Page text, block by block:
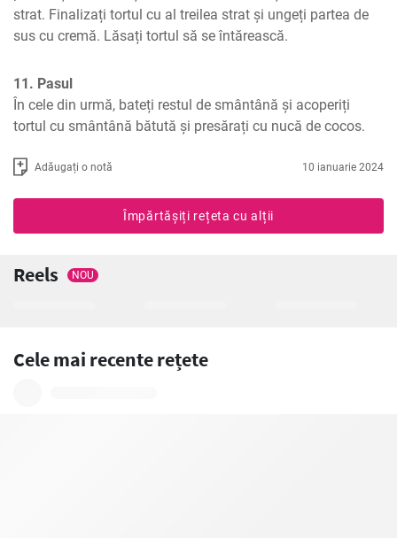
strat. Finalizați tortul cu al treilea strat și ungeți partea de
sus cu cremă. Lăsați tortul să se întărească.
11. Pasul
În cele din urmă, bateți restul de smântână și acoperiți
tortul cu smântână bătută și presărați cu nucă de cocos.
Adăugați o notă 10 ianuarie 2024
Împărtășiți rețeta cu alții
Reels NOU
Cele mai recente rețete